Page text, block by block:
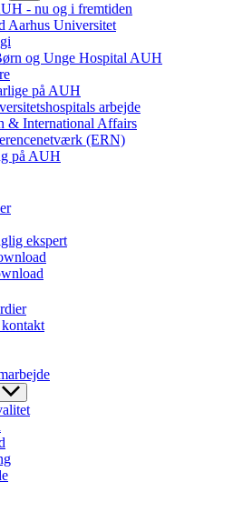
- nu og i fremtiden
Aarhus Universitet
og Unge Hospital AUH
på AUH
arbejde
& International Affairs
(ERN)
på AUH
ekspert